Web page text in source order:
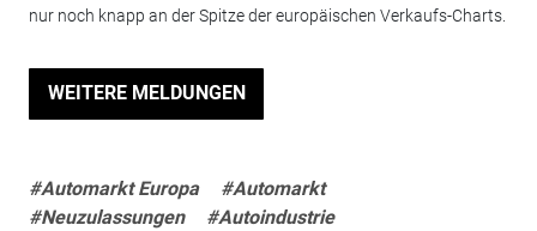
nur noch knapp an der Spitze der europäischen Verkaufs-Charts.
WEITERE MELDUNGEN
#Automarkt Europa
#Automarkt
#Neuzulassungen
#Autoindustrie